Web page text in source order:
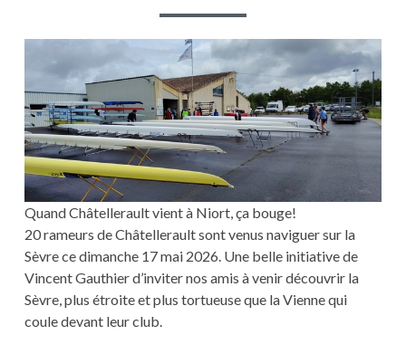
Quand Châtellerault vient à Niort, ça bouge!
20 rameurs de Châtellerault sont venus naviguer sur la
Sèvre ce dimanche 17 mai 2026. Une belle initiative de
Vincent Gauthier d’inviter nos amis à venir découvrir la
Sèvre, plus étroite et plus tortueuse que la Vienne qui
coule devant leur club.